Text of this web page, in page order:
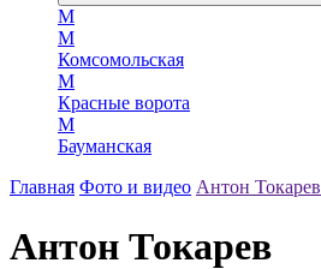
М
М
Комсомольская
М
Красные ворота
М
Бауманская
Главная Фото и видео Антон Токарев
Антон Токарев